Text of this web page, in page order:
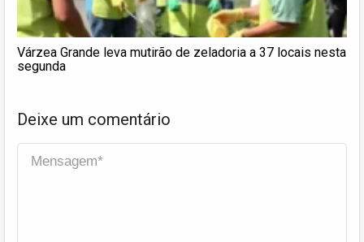
Várzea Grande leva mutirão de zeladoria a 37 locais nesta
segunda
Deixe um comentário